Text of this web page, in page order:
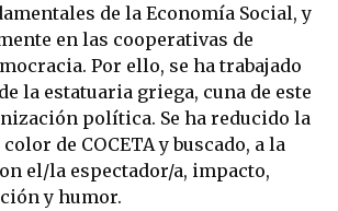
de la Economía Social, y
en las cooperativas de
Por ello, se ha trabajado
la estatuaria griega, cuna de este
política. Se ha reducido la
de COCETA y buscado, a la
el/la espectador/a, impacto,
y humor.